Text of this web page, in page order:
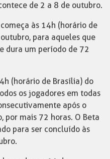
de 2 a 8 de outubro.
às 14h (horário de
para aqueles que
dura um período de 72
(horário de Brasília) do
os jogadores em todas
após o
por mais 72 horas. O Beta
para ser concluído às